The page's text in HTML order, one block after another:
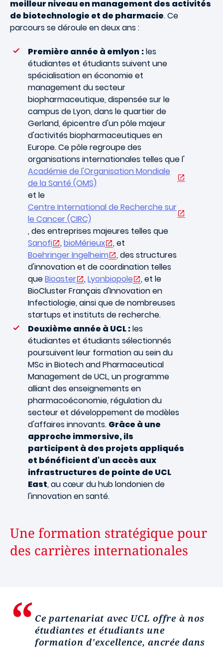
meilleur niveau en management des activités
de biotechnologie et de pharmacie. Ce
parcours se déroule en deux ans :
Première année à emlyon :les
étudiantes et étudiants suivent une
spécialisation en économie et
management du secteur
biopharmaceutique, dispensée sur le
campus de Lyon, dans le quartier de
Gerland, épicentre d'un pôle majeur
d'activités biopharmaceutiques en
Europe. Ce pôle regroupe des
organisations internationales telles que l'
Académie de l'Organisation Mondiale
de la Santé (OMS)
et le
Centre International de Recherche sur
le Cancer (CIRC)
, des entreprises majeures telles que
Sanofi
,bioMérieux
, et
Boehringer Ingelheim
, des structures
d'innovation et de coordination telles
queBioaster ,Lyonbiopole
, et le
BioCluster Français d'Innovation en
Infectiologie, ainsi que de nombreuses
startups et instituts de recherche.
Deuxième année à UCL :les
étudiantes et étudiants sélectionnés
poursuivent leur formation au sein du
MSc in Biotech and Pharmaceutical
Management de UCL, un programme
alliant des enseignements en
pharmacoéconomie, régulation du
secteur et développement de modèles
d'affaires innovants. Grâce à une
approche immersive, ils
participent à des projets appliqués
et bénéficient d'un accès aux
infrastructures de pointe de UCL
East, au cœur du hub londonien de
l'innovation en santé.
Une formation stratégique pour
des carrières internationales
Ce partenariat avec UCL offre à nos
étudiantes et étudiants une
formation d'excellence, ancrée dans